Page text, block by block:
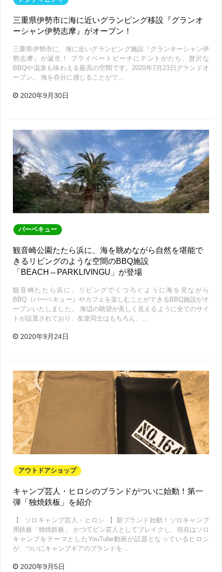
三重県伊勢市に海に近いグランピング移設『グランオ
ーシャン伊勢志摩』がオープン！
三重県伊勢市に、海に近いグランピング施設『グランオーシャン伊
勢志摩』が誕生！ プライベートビーチにテントがたち、贅沢な
BBQや温泉も味わえる最高の空間です。2020年7月23日グランドオ
ープン。 海を存分に感じることがで…
2020年9月30日
バーベキュー
観音崎公園たたら浜に、海を眺めながら自然を堪能で
きるリビングのような空間のBBQ施設
「BEACH⇔PARKLIVINGU」が登場
観音崎たたら浜に、リビングでくつろぐように海を見ながら
BBQ（バーベキュー）やカフェを楽しむことができるBBQ施設がオ
ープンいたしました。 海辺の眺望が美しく見えるように全てのサイ
トが設置されており、友達同士はもちろん、…
2020年9月24日
アウトドアショップ
キャンプ芸人・ヒロシのブランドがついに始動！第一
弾「独焼鉄板」を紹介
【⠀ソロキャンプ芸人・ヒロシ⠀】新ブランド始動！ソロキャンプ
用鉄板「独焼鉄板」 かつてピン芸人としてブレイクし、現在はソロ
キャンプをテーマとしたYouTube動画が話題となっているヒロシ
が、ついにキャンプギアのブランドを…
2020年9月5日